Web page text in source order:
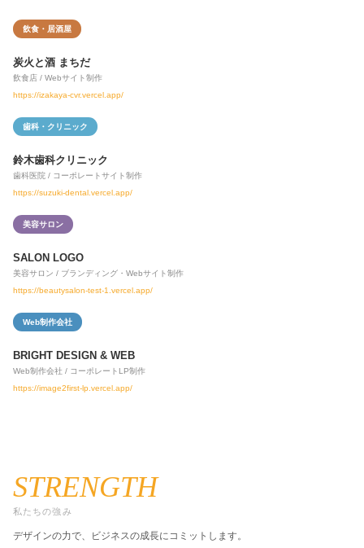
飲食・居酒屋
炭火と酒 まちだ
飲食店 / Webサイト制作
https://izakaya-cvr.vercel.app/
歯科・クリニック
鈴木歯科クリニック
歯科医院 / コーポレートサイト制作
https://suzuki-dental.vercel.app/
美容サロン
SALON LOGO
美容サロン / ブランディング・Webサイト制作
https://beautysalon-test-1.vercel.app/
Web制作会社
BRIGHT DESIGN & WEB
Web制作会社 / コーポレートLP制作
https://image2first-lp.vercel.app/
STRENGTH
私たちの強み
デザインの力で、ビジネスの成長にコミットします。